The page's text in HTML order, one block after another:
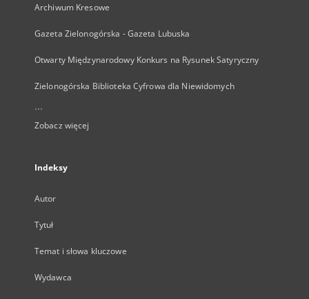
Archiwum Kresowe
Gazeta Zielonogórska - Gazeta Lubuska
Otwarty Międzynarodowy Konkurs na Rysunek Satyryczny
Zielonogórska Biblioteka Cyfrowa dla Niewidomych
...
Zobacz więcej
Indeksy
Autor
Tytuł
Temat i słowa kluczowe
Wydawca